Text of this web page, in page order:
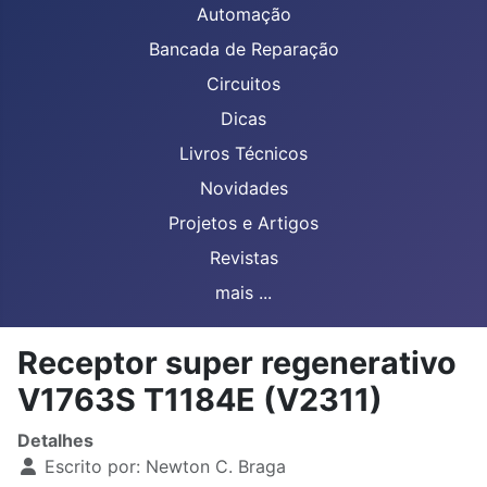
Automação
Bancada de Reparação
Circuitos
Dicas
Livros Técnicos
Novidades
Projetos e Artigos
Revistas
mais ...
Receptor super regenerativo
V1763S T1184E (V2311)
Detalhes
Escrito por: Newton C. Braga